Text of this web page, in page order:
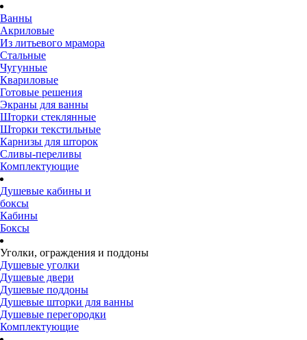
Ванны
Акриловые
Из литьевого мрамора
Стальные
Чугунные
Квариловые
Готовые решения
Экраны для ванны
Шторки стеклянные
Шторки текстильные
Карнизы для шторок
Сливы-переливы
Комплектующие
Душевые кабины и
боксы
Кабины
Боксы
Уголки, ограждения и поддоны
Душевые уголки
Душевые двери
Душевые поддоны
Душевые шторки для ванны
Душевые перегородки
Комплектующие